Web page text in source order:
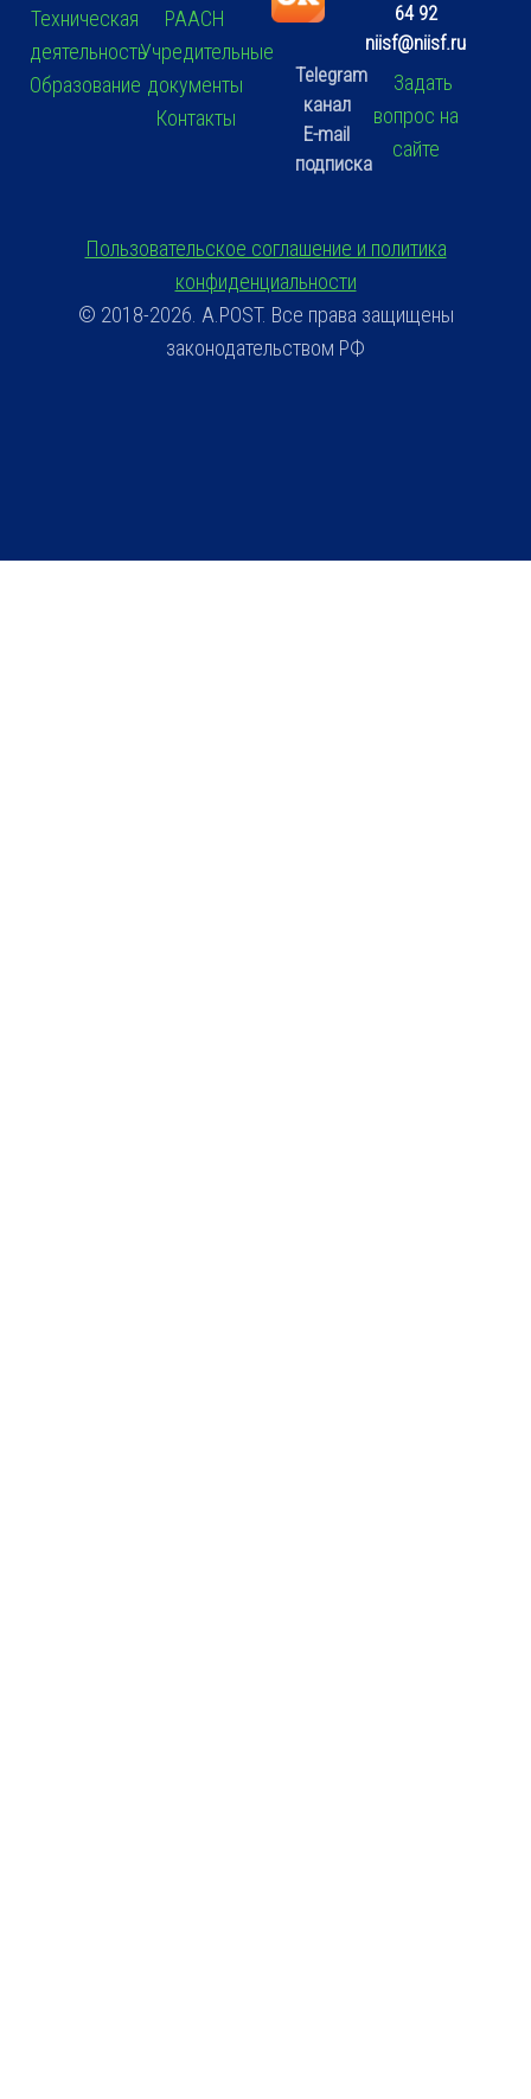
Техническая
деятельность
Образование
РААСН
Учредительные
документы
Контакты
Telegram
канал
E-mail
подписка
64 92
niisf@niisf.ru
Задать
вопрос на
сайте
Пользовательское соглашение и политика
конфиденциальности
© 2018-2026. A.POST. Все права защищены
законодательством РФ